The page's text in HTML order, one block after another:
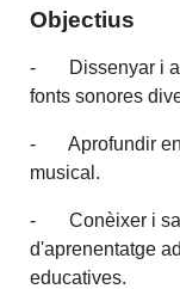
Objectius
- Dissenyar i
fonts sonores
- Aprofundir en
musical.
- Conèixer i
d'aprenentatge
educatives.